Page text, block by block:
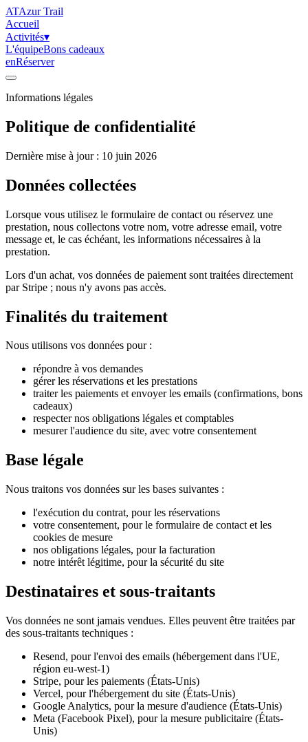
ATAzur Trail
Accueil
Activités▾
L'équipeBons cadeaux
enRéserver
Informations légales
Politique de confidentialité
Dernière mise à jour : 10 juin 2026
Données collectées
Lorsque vous utilisez le formulaire de contact ou réservez une
prestation, nous collectons votre nom, votre adresse email, votre
message et, le cas échéant, les informations nécessaires à la
prestation.
Lors d'un achat, vos données de paiement sont traitées directement
par Stripe ; nous n'y avons pas accès.
Finalités du traitement
Nous utilisons vos données pour :
répondre à vos demandes
gérer les réservations et les prestations
traiter les paiements et envoyer les emails (confirmations, bons
cadeaux)
respecter nos obligations légales et comptables
mesurer l'audience du site, avec votre consentement
Base légale
Nous traitons vos données sur les bases suivantes :
l'exécution du contrat, pour les réservations
votre consentement, pour le formulaire de contact et les
cookies de mesure
nos obligations légales, pour la facturation
notre intérêt légitime, pour la sécurité du site
Destinataires et sous-traitants
Vos données ne sont jamais vendues. Elles peuvent être traitées par
des sous-traitants techniques :
Resend, pour l'envoi des emails (hébergement dans l'UE,
région eu-west-1)
Stripe, pour les paiements (États-Unis)
Vercel, pour l'hébergement du site (États-Unis)
Google Analytics, pour la mesure d'audience (États-Unis)
Meta (Facebook Pixel), pour la mesure publicitaire (États-
Unis)